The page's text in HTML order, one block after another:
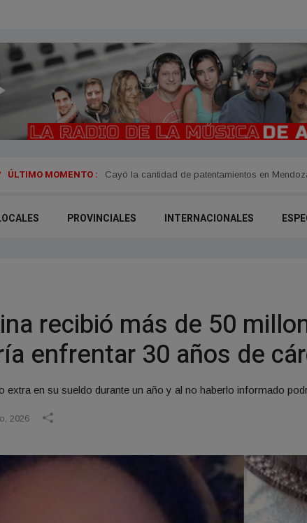
ÚLTIMO MOMENTO : Cayó la cantidad de patentamientos en
PROVINCIALES INTERNACIONALES
recibió más de 50
enfrentar 30 años de
extra en su sueldo durante un año y al no haberlo informado
2026